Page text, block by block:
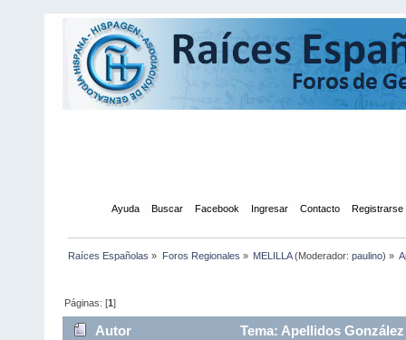
Ayuda Buscar Facebook Ingresar Contacto Registrarse
Raíces Españolas » Foros Regionales » MELILLA(Moderador: paulino) »
Páginas: [1]
Autor Tema: Apellidos